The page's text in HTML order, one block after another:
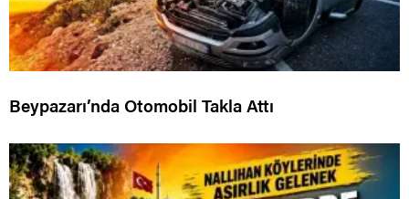
Beypazarı’nda Otomobil Takla Attı